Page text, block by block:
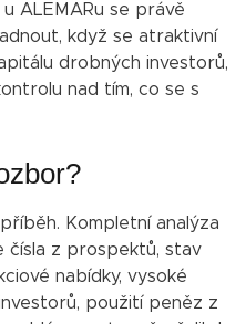
ALEMARu se právě
když se atraktivní
drobných investorů,
nad tím, co se s
Kompletní analýza
čísla z prospektů, stav
nabídky, vysoké
použití peněz z